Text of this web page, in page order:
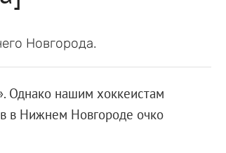
Новгорода.
Однако нашим хоккеистам
в Нижнем Новгороде очко